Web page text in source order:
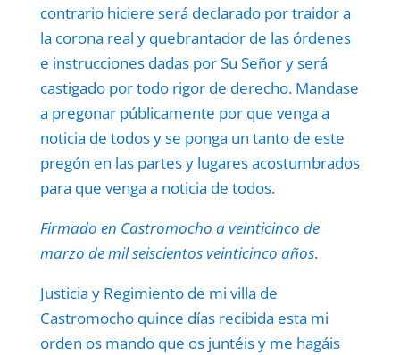
contrario hiciere será declarado por traidor a
la corona real y quebrantador de las órdenes
e instrucciones dadas por Su Señor y será
castigado por todo rigor de derecho. Mandase
a pregonar públicamente por que venga a
noticia de todos y se ponga un tanto de este
pregón en las partes y lugares acostumbrados
para que venga a noticia de todos.
Firmado en Castromocho a veinticinco de
marzo de mil seiscientos veinticinco años.
Justicia y Regimiento de mi villa de
Castromocho quince días recibida esta mi
orden os mando que os juntéis y me hagáis